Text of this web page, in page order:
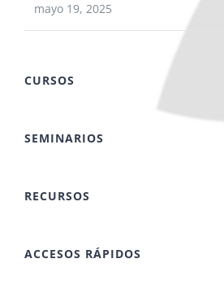
mayo 19, 2025
CURSOS
SEMINARIOS
RECURSOS
ACCESOS RÁPIDOS